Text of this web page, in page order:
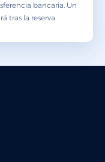
bancaria. Un
tras la reserva.